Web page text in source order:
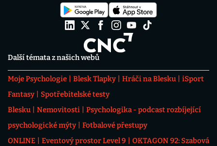
Další témata z našich webů
Moje Psychologie Blesk Tlapky Hráči na Blesku
iSport
Fantasy
Spotřebitelské testy
Blesku
Nemovitosti
Psychologika - podcast rozbíjející
psychologické mýty
Fotbalové přestupy
ONLINE
Eventový prostor Level 9
OKTAGON 92: Szabová